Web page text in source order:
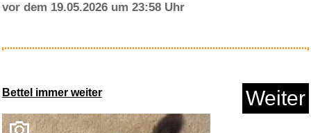
vor dem 19.05.2026 um 23:58 Uhr
Bettel immer weiter Weiter